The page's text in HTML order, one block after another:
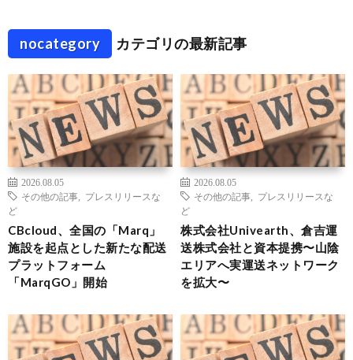
nocategory カテゴリの最新記事
2026.08.05
その他の記事
プレスリリースな
ど
CBcloud、全国の「Marq」
施設を起点とした新たな配送
プラットフォーム
「MarqGO」開始
2026.08.05
その他の記事
プレスリリースな
ど
株式会社Univearth、倉吉運
送株式会社と資本提携〜山陰
エリアへ実運送ネットワーク
を拡大〜